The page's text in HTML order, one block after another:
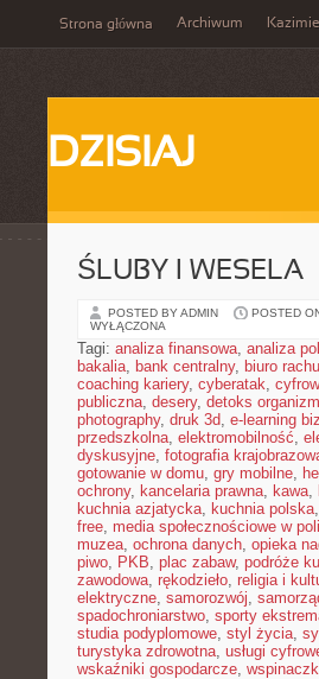
Strona główna Archiwum
DZISIAJ
ŚLUBY I WESELA
POSTED BY ADMIN POSTED
WYŁĄCZONA
Tagi: analiza finansowa, analiza
bakalia, bank centralny, biuro
coaching kariery, cyberatak,
publiczna, desery, detoks
photography, druk 3d, e-learning
przedszkolna, elektromobilność,
dyskusyjne, fotografia
gotowanie w domu, gry mobilne,
ochrony, kancelaria prawna, kawa,
kuchnia azjatycka, kuchnia polska,
free, media społecznościowe w
muzea, ochrona danych, opieka
piwo, PKB, plac zabaw, podróże
zawodowa, rękodzieło, religia i
elektryczne, samorozwój,
spadochroniarstwo, sporty
studia podyplomowe, styl życia,
turystyka zdrowotna, usługi
wskaźniki gospodarcze,